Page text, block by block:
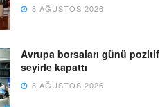
8 AĞUSTOS 2026
Avrupa borsaları günü pozitif
seyirle kapattı
8 AĞUSTOS 2026